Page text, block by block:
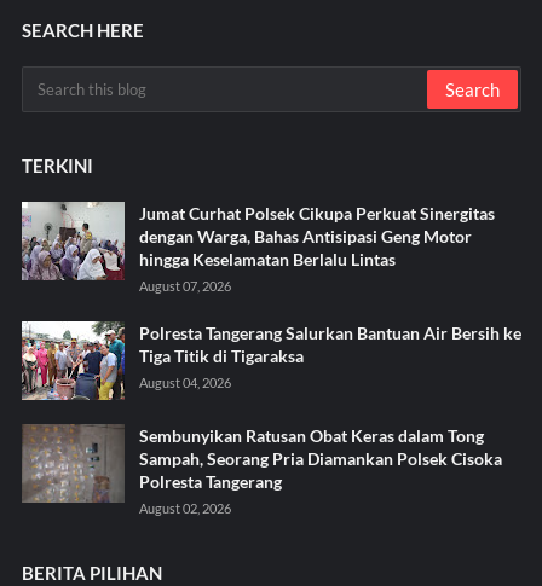
SEARCH HERE
TERKINI
Jumat Curhat Polsek Cikupa Perkuat Sinergitas
dengan Warga, Bahas Antisipasi Geng Motor
hingga Keselamatan Berlalu Lintas
August 07, 2026
Polresta Tangerang Salurkan Bantuan Air Bersih ke
Tiga Titik di Tigaraksa ‎
August 04, 2026
Sembunyikan Ratusan Obat Keras dalam Tong
Sampah, Seorang Pria Diamankan Polsek Cisoka
Polresta Tangerang
August 02, 2026
BERITA PILIHAN